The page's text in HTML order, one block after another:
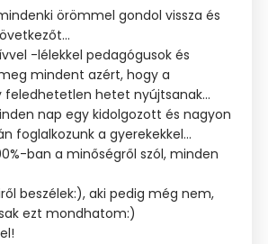
örömmel gondol vissza és
-lélekkel pedagógusok és
mindent azért, hogy a
feledhetetlen hetet nyújtsanak...
nap egy kidolgozott és nagyon
foglalkozunk a gyerekekkel...
ban a minőségről szól, minden
beszélek:), aki pedig még nem,
ezt mondhatom:)